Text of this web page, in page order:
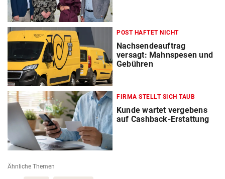
POST HAFTET NICHT
Nachsendeauftrag
versagt: Mahnspesen und
Gebühren
FIRMA STELLT SICH TAUB
Kunde wartet vergebens
auf Cashback-Erstattung
Ähnliche Themen